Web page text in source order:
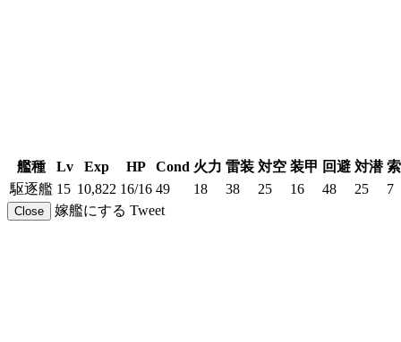
艦種 Lv Exp HP Cond 火力 雷装 対空 装甲 回避 対潜
駆逐艦 15 10,822 16/16 49 18 38 25 16 48 25 7
Close 嫁艦にする Tweet